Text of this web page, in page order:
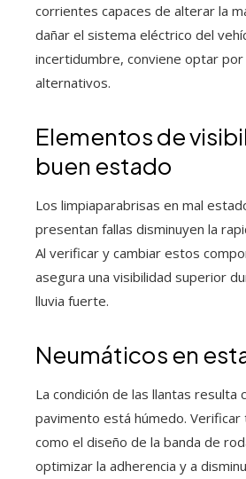
corrientes capaces de alterar la
dañar el sistema eléctrico del
incertidumbre, conviene optar por
alternativos.
Elementos de
buen estado
Los limpiaparabrisas en mal
presentan fallas disminuyen la
Al verificar y cambiar estos
asegura una visibilidad superior
lluvia fuerte.
Neumáticos en
La condición de las llantas resulta
pavimento está húmedo. Verificar
como el diseño de la banda de
optimizar la adherencia y a